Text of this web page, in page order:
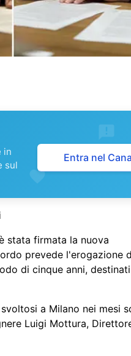
in
sul
Entra nel
stata firmata la nuova
prevede l'erogazione
di cinque anni,
a Milano nei mesi
Luigi Mottura,